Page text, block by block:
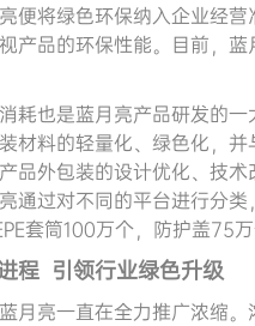
便将绿色环保纳入企业经
产品的环保性能。目前，
耗也是蓝月亮产品研发的
材料的轻量化、绿色化，
品外包装的设计优化、技
通过对不同的平台进行分
套筒100万个，防护盖75万
程 引领行业绿色升级
月亮一直在全力推广浓缩